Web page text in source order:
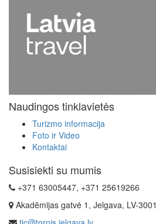
Naudingos tinklavietės
Turizmo informacija
Foto ir Video
Kontaktai
Susisiekti su mumis
+371 63005447, +371 25619266
Akadēmijas gatvė 1, Jelgava, LV-3001